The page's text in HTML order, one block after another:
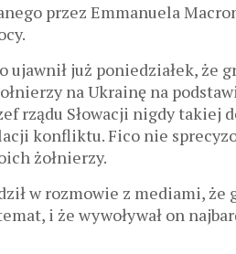
przez Emmanuela
już poniedziałek, że
na Ukrainę na
rządu Słowacji nigdy takiej
konfliktu. Fico nie
żołnierzy.
w rozmowie z mediami, że
i że wywoływał on